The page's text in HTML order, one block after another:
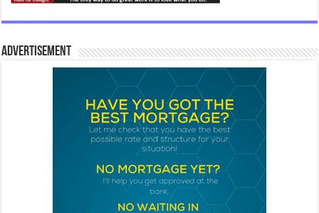
Advertisement